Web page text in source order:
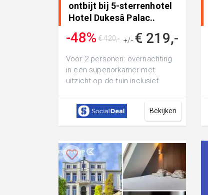
ontbijt bij 5-sterrenhotel
Hotel Dukesâ Palac..
-48% +/- € 219,-
€ 420,-
Voor 2 personen: overnachting
in een superiorkamer met
uitzicht op de tuin inclusief
een ...
Bekijken